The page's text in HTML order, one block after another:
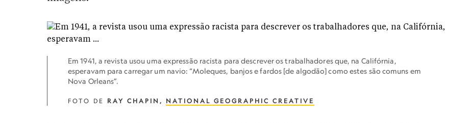
Em 1941, a revista usou uma expressão racista para descrever os trabalhadores que, na Califórnia,
esperavam para carregar um navio: “Moleques, banjos e fardos [de algodão] como estes são comuns em
Nova Orleans”.
FOTO DE RAY CHAPIN, NATIONAL GEOGRAPHIC CREATIVE